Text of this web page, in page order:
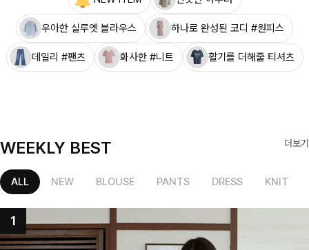
우아한 실루엣 블라우스 하나로 완성된 코디 #원피스
데일리 #팬츠 화사한 #니트 활기를 더해줄 티셔츠
WEEKLY BEST 더보기
ALL NEW BLOUSE PANTS DRESS KNIT